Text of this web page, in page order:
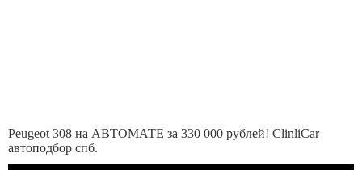
Peugeot 308 на АВТОМАТЕ за 330 000 рублей! ClinliCar
автоподбор спб.